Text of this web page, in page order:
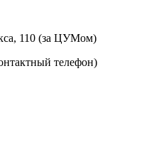
110 (за ЦУМом)
телефон)